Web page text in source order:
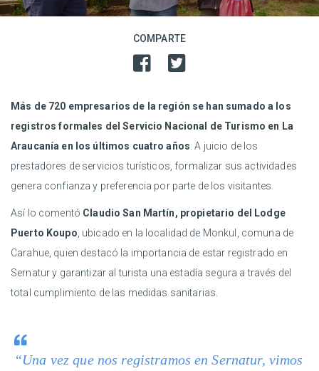
COMPARTE
Más de 720 empresarios de la región se han sumado a los
registros formales del Servicio Nacional de Turismo en La
Araucanía en los últimos cuatro años . A juicio de los
prestadores de servicios turísticos, formalizar sus actividades
genera confianza y preferencia por parte de los visitantes.
Así lo comentó Claudio San Martín, propietario del Lodge
Puerto Koupo , ubicado en la localidad de Monkul, comuna de
Carahue, quien destacó la importancia de estar registrado en
Sernatur y garantizar al turista una estadía segura a través del
total cumplimiento de las medidas sanitarias.
“Una vez que nos registramos en Sernatur, vimos